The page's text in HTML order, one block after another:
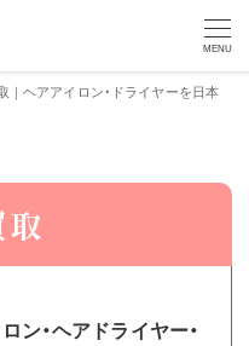
MENU
｜ヘアアイロン・ドライヤーを日本
ン・ヘアドライヤー・